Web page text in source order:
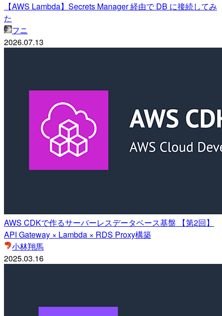
【AWS Lambda】Secrets Manager 経由で DB に接続してみ
た
フニ
2026.07.13
AWS CDKで作るサーバーレスデータベース基盤 【第2回】
API Gateway × Lambda × RDS Proxy構築
小林翔馬
2025.03.16